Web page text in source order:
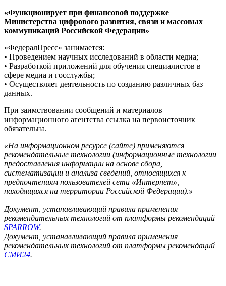
«Функционирует при финансовой поддержке
Министерства цифрового развития, связи и массовых
коммуникаций Российской Федерации»
«ФедералПресс» занимается:
• Проведением научных исследований в области медиа;
• Разработкой приложений для обучения специалистов в
сфере медиа и госслужбы;
• Осуществляет деятельность по созданию различных баз
данных.
При заимствовании сообщений и материалов
информационного агентства ссылка на первоисточник
обязательна.
«На информационном ресурсе (сайте) применяются
рекомендательные технологии (информационные технологии
предоставления информации на основе сбора,
систематизации и анализа сведений, относящихся к
предпочтениям пользователей сети «Интернет»,
находящихся на территории Российской Федерации).»
Документ, устанавливающий правила применения
рекомендательных технологий от платформы рекомендаций
SPARROW.
Документ, устанавливающий правила применения
рекомендательных технологий от платформы рекомендаций
СМИ24.